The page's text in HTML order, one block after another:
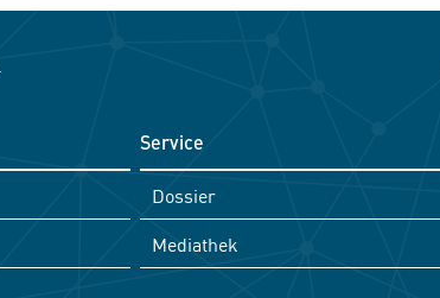
Service
Dossier
Mediathek